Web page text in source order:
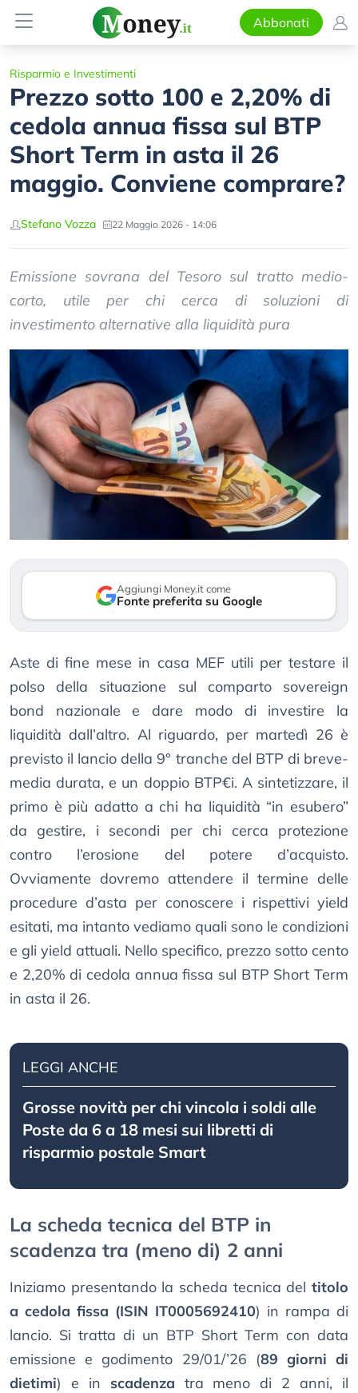
Abbonati
Risparmio e Investimenti
Prezzo sotto 100 e 2,20% di
cedola annua fissa sul BTP
Short Term in asta il 26
maggio. Conviene comprare?
Stefano Vozza 22 Maggio 2026 - 14:06
Emissione sovrana del Tesoro sul tratto medio-
corto, utile per chi cerca di soluzioni di
investimento alternative alla liquidità pura
Aggiungi Money.it come
Fonte preferita su Google
Aste di fine mese in casa MEF utili per testare il
polso della situazione sul comparto sovereign
bond nazionale e dare modo di investire la
liquidità dall’altro. Al riguardo, per martedì 26 è
previsto il lancio della 9° tranche del BTP di breve-
media durata, e un doppio BTP€i. A sintetizzare, il
primo è più adatto a chi ha liquidità “in esubero”
da gestire, i secondi per chi cerca protezione
contro l’erosione del potere d’acquisto.
Ovviamente dovremo attendere il termine delle
procedure d’asta per conoscere i rispettivi yield
esitati, ma intanto vediamo quali sono le condizioni
e gli yield attuali. Nello specifico, prezzo sotto cento
e 2,20% di cedola annua fissa sul BTP Short Term
in asta il 26.
LEGGI ANCHE
Grosse novità per chi vincola i soldi alle
Poste da 6 a 18 mesi sui libretti di
risparmio postale Smart
La scheda tecnica del BTP in
scadenza tra (meno di) 2 anni
Iniziamo presentando la scheda tecnica del titolo
a cedola fissa (ISIN IT0005692410) in rampa di
lancio. Si tratta di un BTP Short Term con data
emissione e godimento 29/01/’26 (89 giorni di
dietimi) e in scadenza tra meno di 2 anni, il